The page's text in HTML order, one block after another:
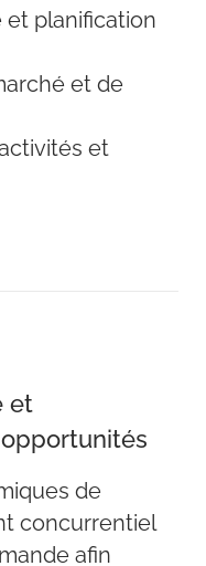
et planification
et de
et
et
de
concurrentiel
afin